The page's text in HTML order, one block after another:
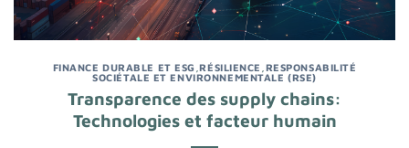
FINANCE DURABLE ET ESG ,RÉSILIENCE RESPONSABILITÉ
SOCIÉTALE ET ENVIRONNEMENTALE (RSE)
Transparence des supply chains:
Technologies et facteur humain